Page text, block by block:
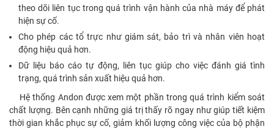
theo dõi liên tục trong quá trình vận hành của nhà máy để phát
hiện sự cố.
Cho phép các tổ trực như giám sát, bảo trì và nhân viên hoạt
động hiệu quả hơn.
Dữ liệu báo cáo tự động, liên tục giúp cho việc đánh giá tình
trạng, quá trình sản xuất hiệu quả hơn.
Hệ thống Andon được xem một phần trong quá trình kiểm soát
chất lượng. Bên cạnh những giá trị thấy rõ ngay như giúp tiết kiệm
thời gian khắc phục sự cố, giảm khối lượng công việc của bộ phận